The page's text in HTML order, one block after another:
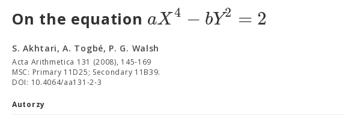
On the equation aX4 − bY2 =2
S. Akhtari, A. Togbé, P. G. Walsh
Acta Arithmetica 131 (2008), 145-169
MSC: Primary 11D25; Secondary 11B39.
DOI: 10.4064/aa131-2-3
Autorzy